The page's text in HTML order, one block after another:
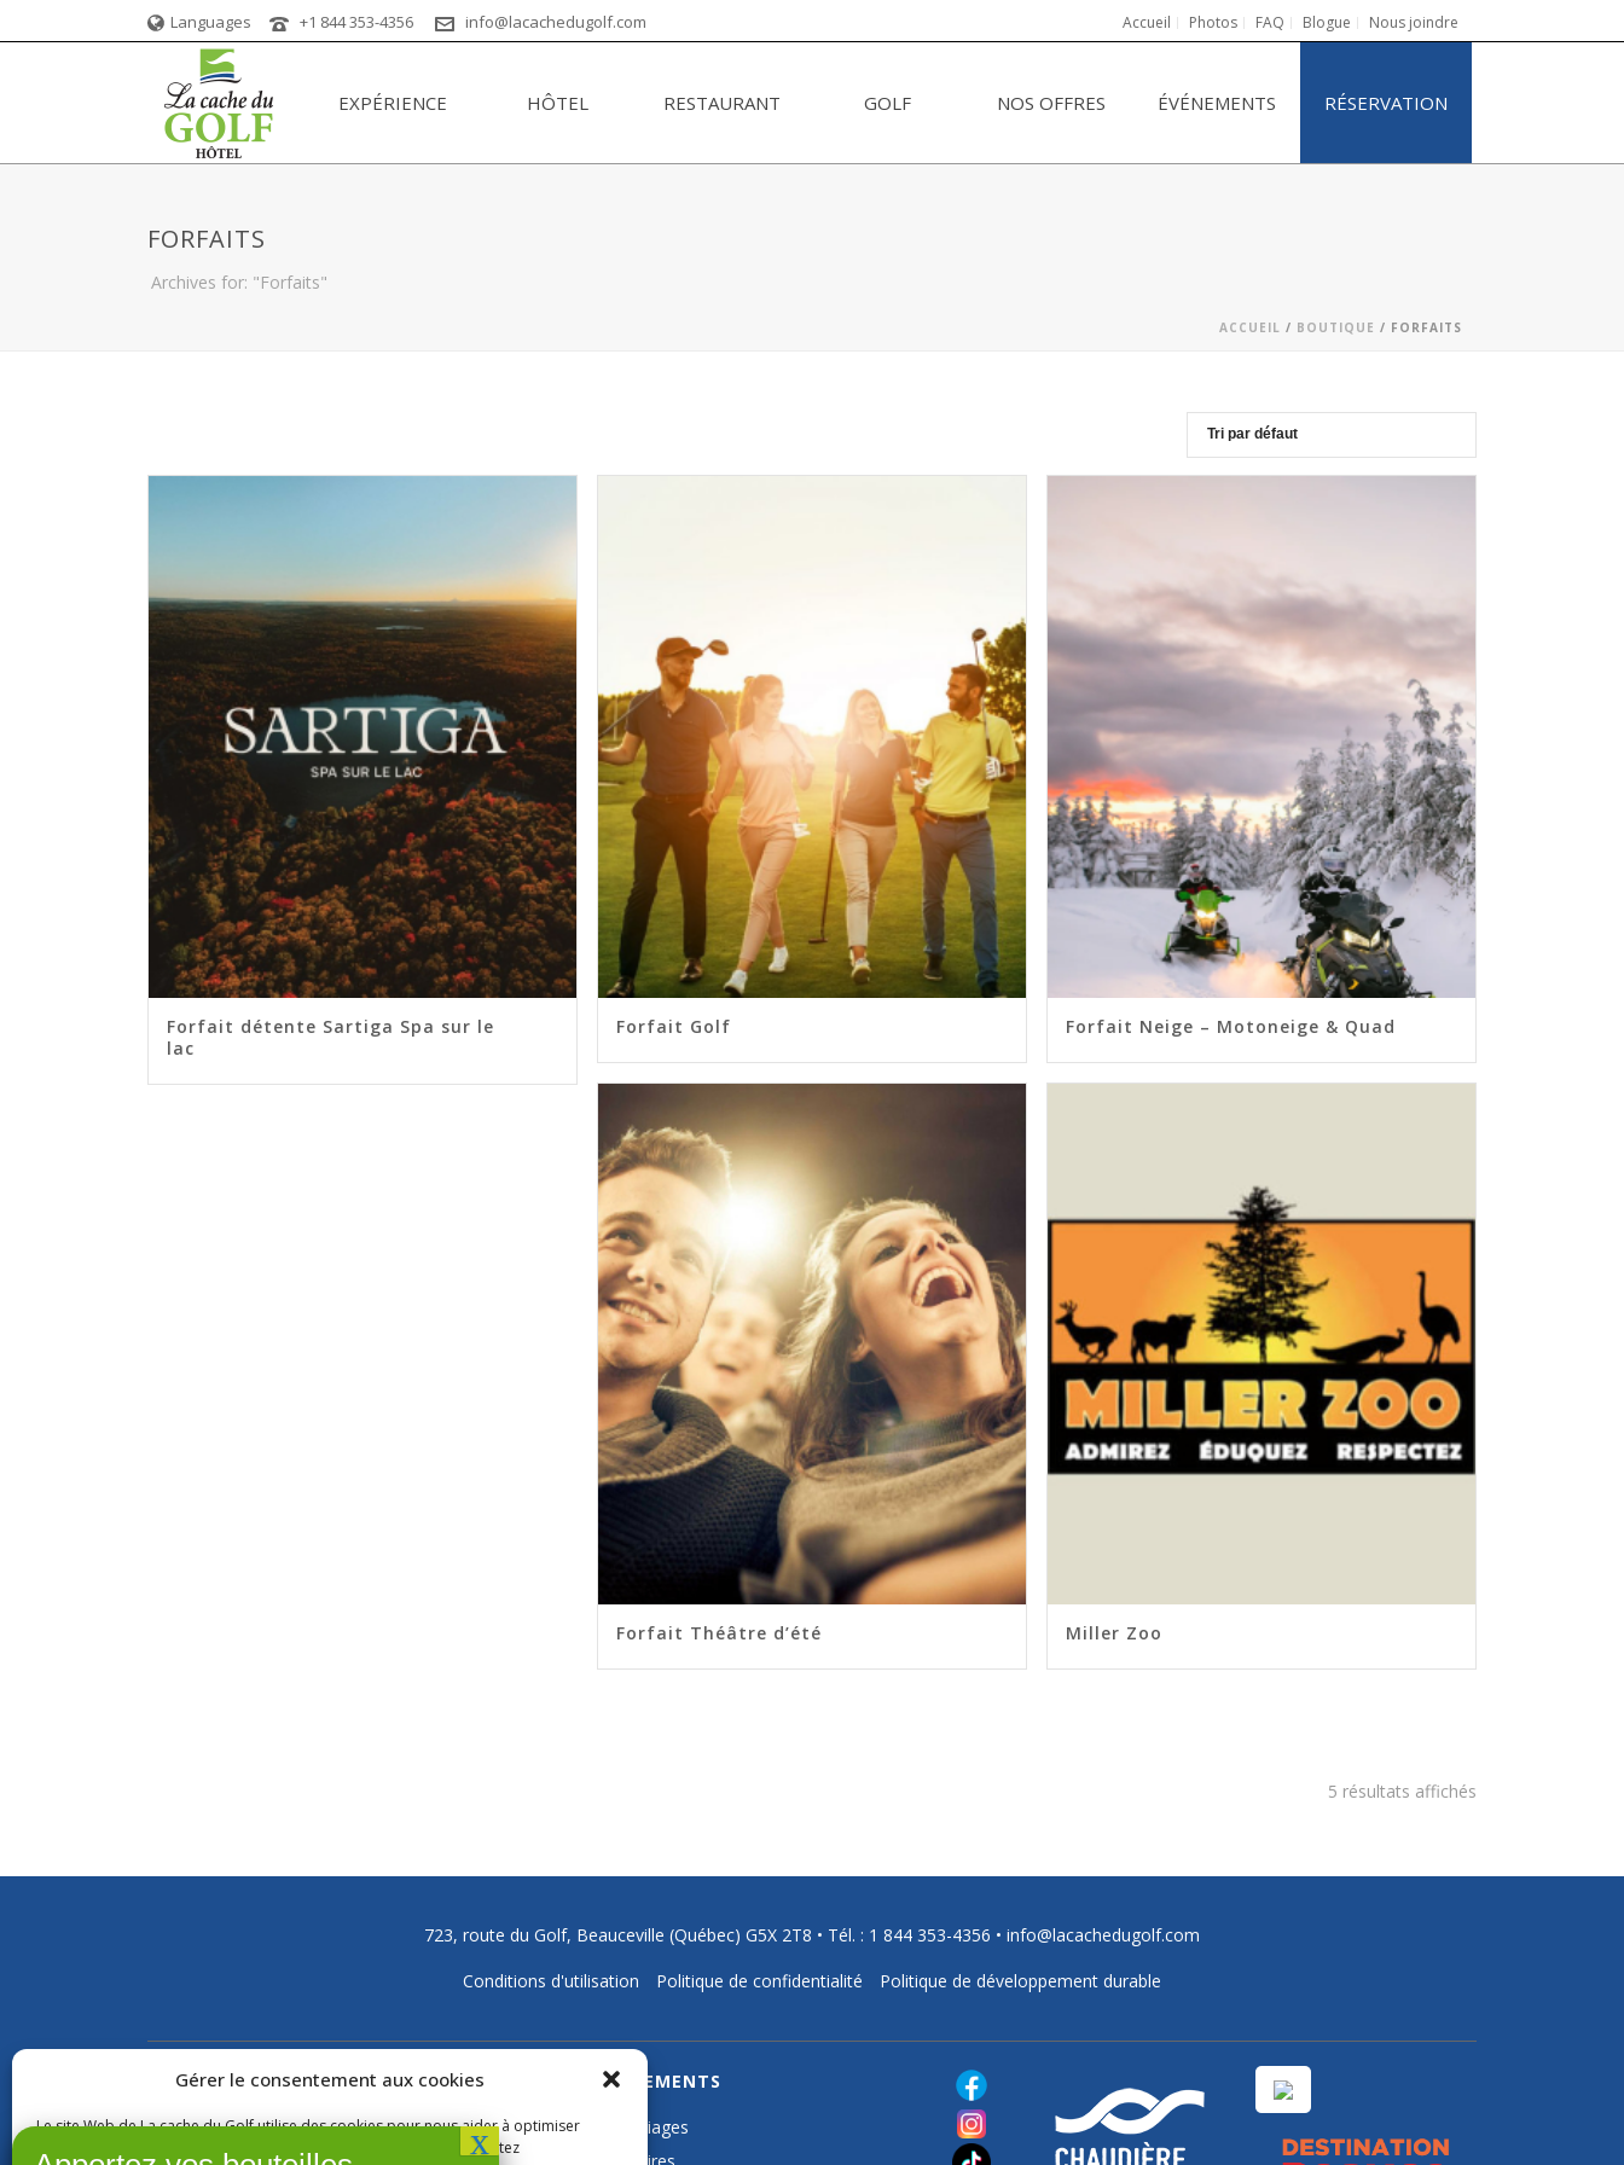
Gérer le consentement aux cookies
Le site Web de La cache du Golf utilise des cookies pour nous aider à optimiser
l'expérience de nos visiteurs. En utilisant notre site Web, vous acceptez
Accueil Photos FAQ Blogue Nous joindre
+1 844 353-4356 info@lacachedugolf.com
Languages
EXPÉRIENCE HÔTEL RESTAURANT GOLF NOS OFFRES ÉVÉNEMENTS RÉSERVATION
FORFAITS
Archives for: "Forfaits"
ACCUEIL / BOUTIQUE / FORFAITS
Forfait détente Sartiga Spa sur le
lac
Forfait Golf Forfait Neige – Motoneige & Quad
Forfait Théâtre d’été Miller Zoo
5 résultats affichés
723, route du Golf, Beauceville (Québec) G5X 2T8 • Tél. : 1 844 353-4356 • info@lacachedugolf.com
Conditions d'utilisation
Politique de confidentialité Politique de développement durable
NOS OFFRES
Forfaits
ÉVÉNEMENTS
Mariages